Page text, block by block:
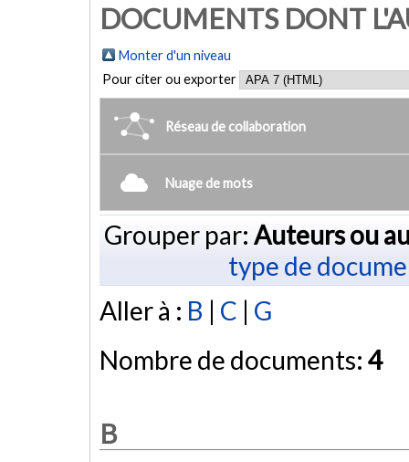
DOCUMENTS DONT
Monter d'un niveau
Pour citer ou exporter
Réseau de collaboration
Nuage de mots
Grouper par: Auteurs ou
type de
Aller à : B | C | G
Nombre de documents: 4
B